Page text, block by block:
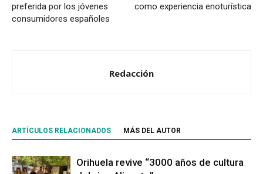
preferida por los jóvenes
consumidores españoles
como experiencia enoturística
Redacción
ARTÍCULOS RELACIONADOS MÁS DEL AUTOR
Orihuela revive “3000 años de cultura